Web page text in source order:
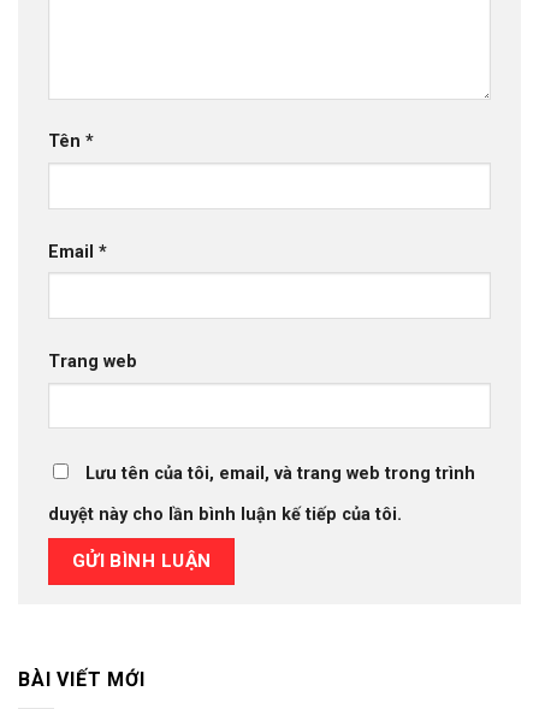
Tên *
Email *
Trang web
Lưu tên của tôi, email, và trang web trong trình
duyệt này cho lần bình luận kế tiếp của tôi.
BÀI VIẾT MỚI